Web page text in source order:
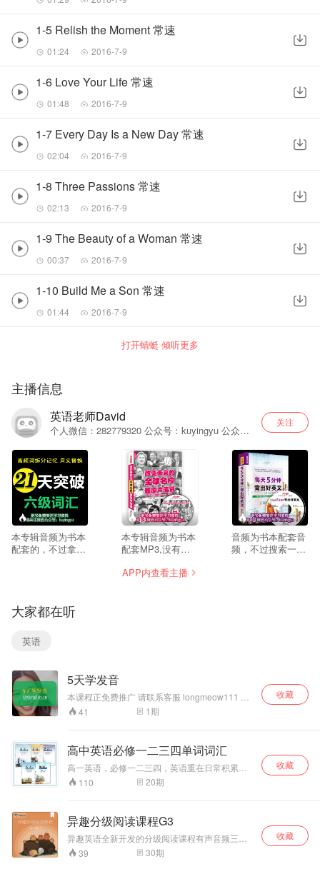
1-5 Relish the Moment 常速
01:24 2016-7-9
1-6 Love Your Life 常速
01:48 2016-7-9
1-7 Every Day Is a New Day 常速
02:04 2016-7-9
1-8 Three Passions 常速
02:13 2016-7-9
1-9 The Beauty of a Woman 常速
00:37 2016-7-9
1-10 Build Me a Son 常速
01:44 2016-7-9
打开蜻蜓 倾听更多
主播信息
英语老师David
个人微信：282779320 公众号：kuyingyu 公众号
关注
--
本专辑音频为书本
配套的，不过拿来
注微信公众号：
aixuewaiyu,,回
汇”即可获得下载链
13
本专辑音频为书本
配套MP3,没有文
网络搜索一下。如
71
音频为书本配套音
频，不过搜索一下
APP内查看主播
大家都在听
英语
5天学发音
本课程正免费推广 请联系客服 longmeow111 获
取 【5天学发音】 （见词能读，听词能拼！）
【适合人群】： – 无英语基础者 – 有英语基础，
程特点】： – 共5堂课 – 每天解锁1堂课，5天学
完 – 每堂课30-45分钟 – 系统科学学习音标发音 –
含大量单词练习 – 更有7天训练营纠音哦！ – 手
机，PC，平板皆可！ – 随时随地，碎片化学习 –
优美画质，高清语音 【课程目标】： – 英语标准
41 1期
收藏
高中英语必修一二三四单词词汇
高一英语，必修一二三四，英语重在日常积累。
高中词汇有部分是初中已经接触过，高中需要重
点掌握。生活中常用思考，进步是可以看得见
110 20期
收藏
异趣分级阅读课程G3
异趣英语全新开发的分级阅读课程有声音频三年
级。依托美国Star reading分级阅读产品来精心挑
选100篇适合AR值在3.0-4.0之间的社科读物并配
39 30期
收藏